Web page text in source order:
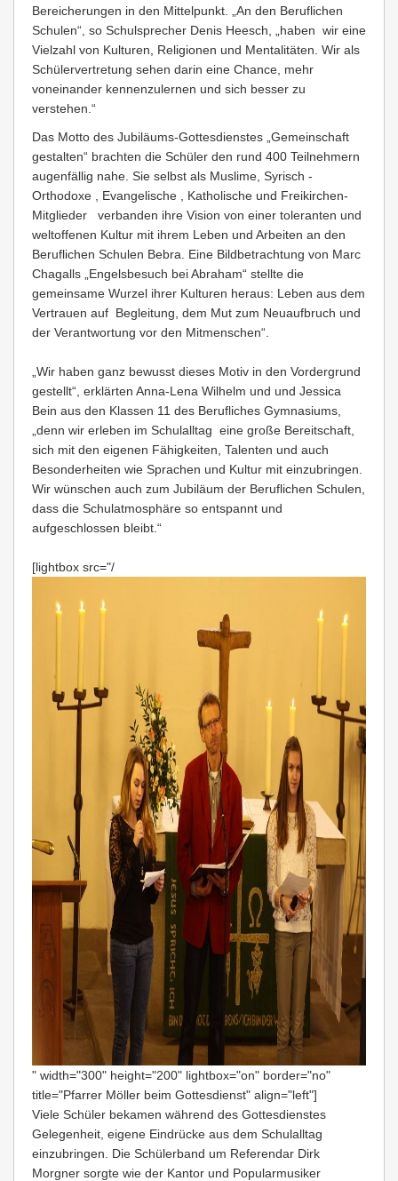
Bereicherungen in den Mittelpunkt. „An den Beruflichen
Schulen“, so Schulsprecher Denis Heesch, „haben wir eine
Vielzahl von Kulturen, Religionen und Mentalitäten. Wir als
Schülervertretung sehen darin eine Chance, mehr
voneinander kennenzulernen und sich besser zu
verstehen.“
Das Motto des Jubiläums-Gottesdienstes „Gemeinschaft
gestalten“ brachten die Schüler den rund 400 Teilnehmern
augenfällig nahe. Sie selbst als Muslime, Syrisch -
Orthodoxe , Evangelische , Katholische und Freikirchen-
Mitglieder verbanden ihre Vision von einer toleranten und
weltoffenen Kultur mit ihrem Leben und Arbeiten an den
Beruflichen Schulen Bebra. Eine Bildbetrachtung von Marc
Chagalls „Engelsbesuch bei Abraham“ stellte die
gemeinsame Wurzel ihrer Kulturen heraus: Leben aus dem
Vertrauen auf Begleitung, dem Mut zum Neuaufbruch und
der Verantwortung vor den Mitmenschen“.
„Wir haben ganz bewusst dieses Motiv in den Vordergrund
gestellt“, erklärten Anna-Lena Wilhelm und und Jessica
Bein aus den Klassen 11 des Berufliches Gymnasiums,
„denn wir erleben im Schulalltag eine große Bereitschaft,
sich mit den eigenen Fähigkeiten, Talenten und auch
Besonderheiten wie Sprachen und Kultur mit einzubringen.
Wir wünschen auch zum Jubiläum der Beruflichen Schulen,
dass die Schulatmosphäre so entspannt und
aufgeschlossen bleibt.“
[lightbox src="/
" width="300" height="200" lightbox="on" border="no"
title="Pfarrer Möller beim Gottesdienst" align="left"]
Viele Schüler bekamen während des Gottesdienstes
Gelegenheit, eigene Eindrücke aus dem Schulalltag
einzubringen. Die Schülerband um Referendar Dirk
Morgner sorgte wie der Kantor und Popularmusiker